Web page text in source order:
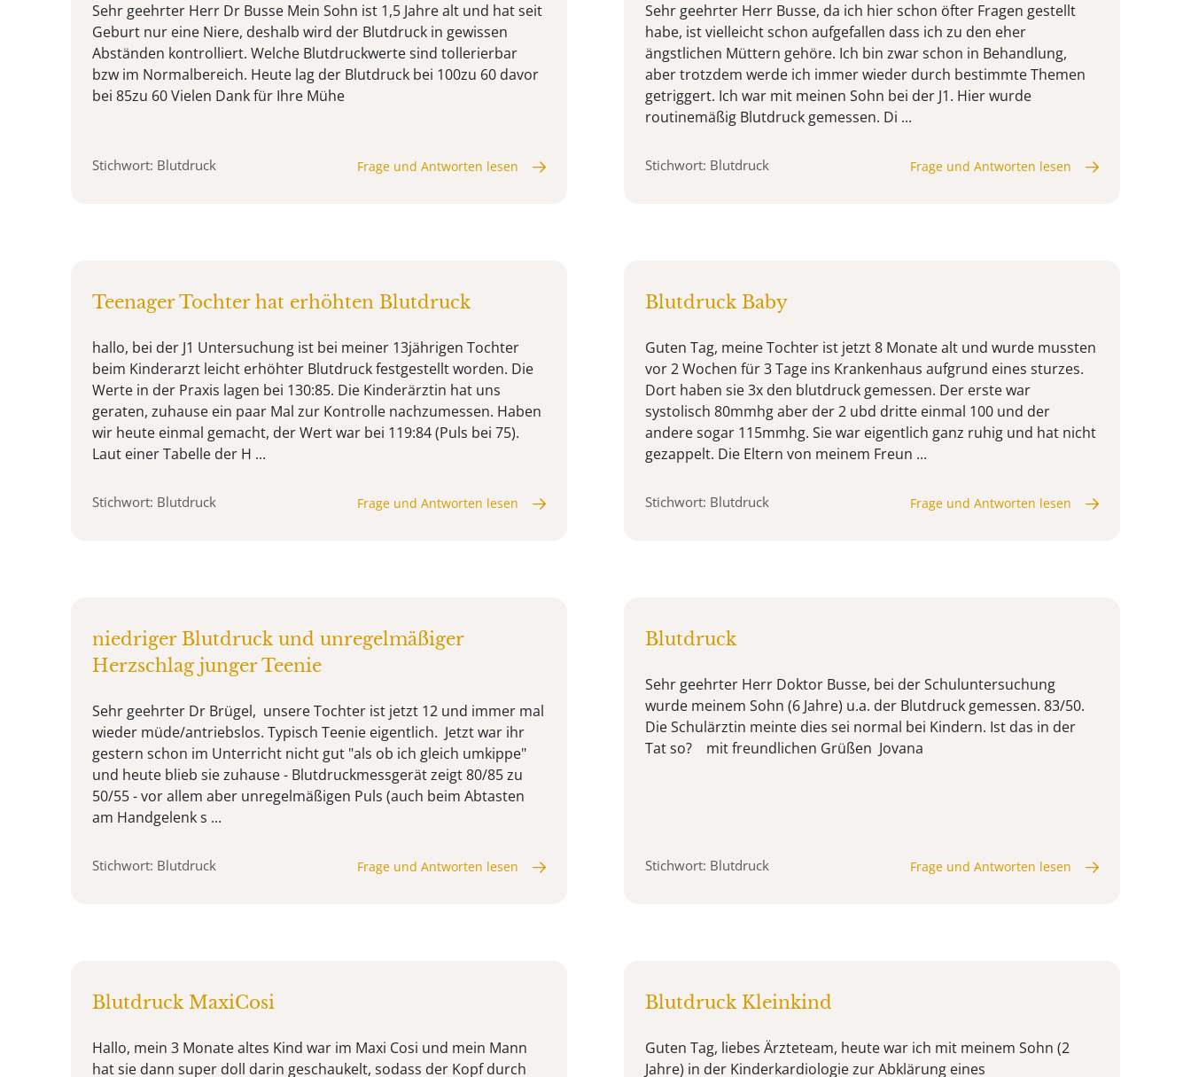
Sehr geehrter Herr Dr Busse Mein Sohn ist 1,5 Jahre alt und hat seit
Geburt nur eine Niere, deshalb wird der Blutdruck in gewissen
Abständen kontrolliert. Welche Blutdruckwerte sind tollerierbar
bzw im Normalbereich. Heute lag der Blutdruck bei 100zu 60 davor
bei 85zu 60 Vielen Dank für Ihre Mühe
Stichwort: Blutdruck Frage und Antworten lesen
Sehr geehrter Herr Busse, da ich hier schon öfter Fragen gestellt
habe, ist vielleicht schon aufgefallen dass ich zu den eher
ängstlichen Müttern gehöre. Ich bin zwar schon in Behandlung,
aber trotzdem werde ich immer wieder durch bestimmte Themen
getriggert. Ich war mit meinen Sohn bei der J1. Hier wurde
routinemäßig Blutdruck gemessen. Di ...
Stichwort: Blutdruck Frage und Antworten lesen
Teenager Tochter hat erhöhten Blutdruck
hallo, bei der J1 Untersuchung ist bei meiner 13jährigen Tochter
beim Kinderarzt leicht erhöhter Blutdruck festgestellt worden. Die
Werte in der Praxis lagen bei 130:85. Die Kinderärztin hat uns
geraten, zuhause ein paar Mal zur Kontrolle nachzumessen. Haben
wir heute einmal gemacht, der Wert war bei 119:84 (Puls bei 75).
Laut einer Tabelle der H ...
Stichwort: Blutdruck Frage und Antworten lesen
Blutdruck Baby
Guten Tag, meine Tochter ist jetzt 8 Monate alt und wurde mussten
vor 2 Wochen für 3 Tage ins Krankenhaus aufgrund eines sturzes.
Dort haben sie 3x den blutdruck gemessen. Der erste war
systolisch 80mmhg aber der 2 ubd dritte einmal 100 und der
andere sogar 115mmhg. Sie war eigentlich ganz ruhig und hat nicht
gezappelt. Die Eltern von meinem Freun ...
Stichwort: Blutdruck Frage und Antworten lesen
niedriger Blutdruck und unregelmäßiger
Herzschlag junger Teenie
Sehr geehrter Dr Brügel, unsere Tochter ist jetzt 12 und immer mal
wieder müde/antriebslos. Typisch Teenie eigentlich. Jetzt war ihr
gestern schon im Unterricht nicht gut "als ob ich gleich umkippe"
und heute blieb sie zuhause - Blutdruckmessgerät zeigt 80/85 zu
50/55 - vor allem aber unregelmäßigen Puls (auch beim Abtasten
am Handgelenk s ...
Stichwort: Blutdruck Frage und Antworten lesen
Blutdruck
Sehr geehrter Herr Doktor Busse, bei der Schuluntersuchung
wurde meinem Sohn (6 Jahre) u.a. der Blutdruck gemessen. 83/50.
Die Schulärztin meinte dies sei normal bei Kindern. Ist das in der
Tat so? mit freundlichen Grüßen Jovana
Stichwort: Blutdruck Frage und Antworten lesen
Blutdruck MaxiCosi
Hallo, mein 3 Monate altes Kind war im Maxi Cosi und mein Mann
hat sie dann super doll darin geschaukelt, sodass der Kopf durch
Blutdruck Kleinkind
Guten Tag, liebes Ärzteteam, heute war ich mit meinem Sohn (2
Jahre) in der Kinderkardiologie zur Abklärung eines